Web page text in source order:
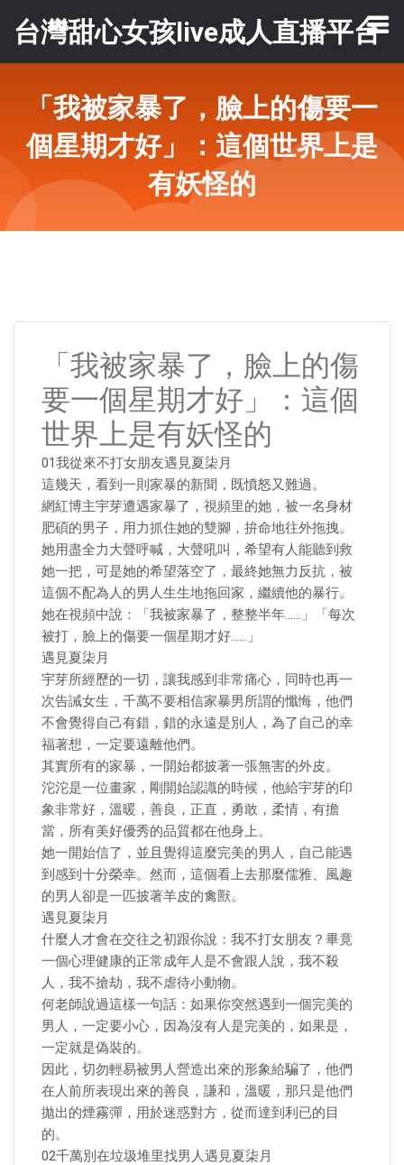
台灣甜心女孩live成人直播平台
「我被家暴了，臉上的傷要一
個星期才好」：這個世界上是
有妖怪的
「我被家暴了，臉上的傷
要一個星期才好」：這個
世界上是有妖怪的
01我從來不打女朋友遇見夏柒月
這幾天，看到一則家暴的新聞，既憤怒又難過。
網紅博主宇芽遭遇家暴了，視頻里的她，被一名身材
肥碩的男子，用力抓住她的雙腳，拚命地往外拖拽。
她用盡全力大聲呼喊，大聲吼叫，希望有人能聽到救
她一把，可是她的希望落空了，最終她無力反抗，被
這個不配為人的男人生生地拖回家，繼續他的暴行。
她在視頻中說：「我被家暴了，整整半年……」「每次
被打，臉上的傷要一個星期才好……」
遇見夏柒月
宇芽所經歷的一切，讓我感到非常痛心，同時也再一
次告誡女生，千萬不要相信家暴男所謂的懺悔，他們
不會覺得自己有錯，錯的永遠是別人，為了自己的幸
福著想，一定要遠離他們。
其實所有的家暴，一開始都披著一張無害的外皮。
沱沱是一位畫家，剛開始認識的時候，他給宇芽的印
象非常好，溫暖，善良，正直，勇敢，柔情，有擔
當，所有美好優秀的品質都在他身上。
她一開始信了，並且覺得這麼完美的男人，自己能遇
到感到十分榮幸。然而，這個看上去那麼儒雅、風趣
的男人卻是一匹披著羊皮的禽獸。
遇見夏柒月
什麼人才會在交往之初跟你說：我不打女朋友？畢竟
一個心理健康的正常成年人是不會跟人說，我不殺
人，我不搶劫，我不虐待小動物。
何老師說過這樣一句話：如果你突然遇到一個完美的
男人，一定要小心，因為沒有人是完美的，如果是，
一定就是偽裝的。
因此，切勿輕易被男人營造出來的形象給騙了，他們
在人前所表現出來的善良，謙和，溫暖，那只是他們
拋出的煙霧彈，用於迷惑對方，從而達到利已的目
的。
02千萬別在垃圾堆里找男人遇見夏柒月